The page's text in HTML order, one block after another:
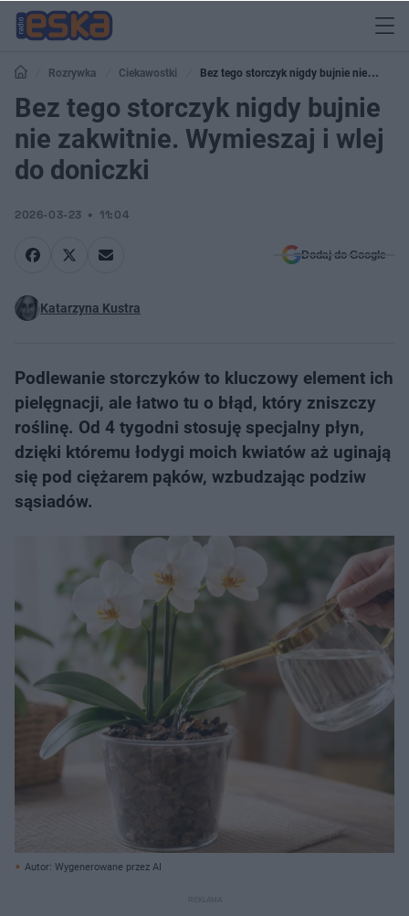
Rozrywka Ciekawostki
Bez tego storczyk nigdy bujnie nie
zakwitnie. Wymieszaj i wlej do doniczki
Bez tego storczyk nigdy bujnie
nie zakwitnie. Wymieszaj i wlej
do doniczki
2026-03-23 11:04
Dodaj do Google
Katarzyna Kustra
Podlewanie storczyków to kluczowy element ich
pielęgnacji, ale łatwo tu o błąd, który zniszczy
roślinę. Od 4 tygodni stosuję specjalny płyn,
dzięki któremu łodygi moich kwiatów aż uginają
się pod ciężarem pąków, wzbudzając podziw
sąsiadów.
Autor: Wygenerowane przez AI